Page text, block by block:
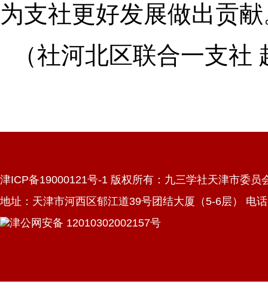
为支社更好发展做出贡
（社河北区联合一支社
津ICP备19000121号-1 版权所有：九三学社天津市委员
地址：天津市河西区郁江道39号团结大厦（5-6层） 电
津公网安备 12010302002157号